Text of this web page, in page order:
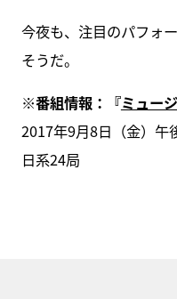
今夜も、注目のパフォ
そうだ。
※番組情報：『ミュー
2017年9月8日（金）午
日系24局